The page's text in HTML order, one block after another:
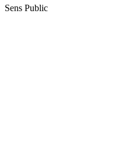
Sens Public